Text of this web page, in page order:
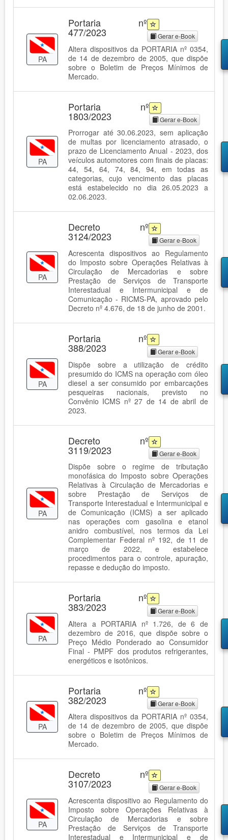
PA
Portaria nº
477/2023 Gerar e-Book
Altera dispositivos da PORTARIA nº 0354,
de 14 de dezembro de 2005, que dispõe
sobre o Boletim de Preços Mínimos de
Mercado.
PA
Portaria nº
1803/2023 Gerar e-Book
Prorrogar até 30.06.2023, sem aplicação
de multas por licenciamento atrasado, o
prazo de Licenciamento Anual - 2023, dos
veículos automotores com finais de placas:
44, 54, 64, 74, 84, 94, em todas as
categorias, cujo vencimento das placas
está estabelecido no dia 26.05.2023 a
02.06.2023.
PA
Decreto nº
3124/2023 Gerar e-Book
Acrescenta dispositivos ao Regulamento
do Imposto sobre Operações Relativas à
Circulação de Mercadorias e sobre
Prestação de Serviços de Transporte
Interestadual e Intermunicipal e de
Comunicação - RICMS-PA, aprovado pelo
Decreto nº 4.676, de 18 de junho de 2001.
PA
Portaria nº
388/2023 Gerar e-Book
Dispõe sobre a utilização de crédito
presumido do ICMS na operação com óleo
diesel a ser consumido por embarcações
pesqueiras nacionais, previsto no
Convênio ICMS nº 27 de 14 de abril de
2023.
PA
Decreto nº
3119/2023 Gerar e-Book
Dispõe sobre o regime de tributação
monofásica do Imposto sobre Operações
Relativas à Circulação de Mercadorias e
sobre Prestação de Serviços de
Transporte Interestadual e Intermunicipal e
de Comunicação (ICMS) a ser aplicado
nas operações com gasolina e etanol
anidro combustível, nos termos da Lei
Complementar Federal nº 192, de 11 de
março de 2022, e estabelece
procedimentos para o controle, apuração,
repasse e dedução do imposto.
PA
Portaria nº
383/2023 Gerar e-Book
Altera a PORTARIA nº 1.726, de 6 de
dezembro de 2016, que dispõe sobre o
Preço Médio Ponderado ao Consumidor
Final - PMPF dos produtos refrigerantes,
energéticos e isotônicos.
PA
Portaria nº
382/2023 Gerar e-Book
Altera dispositivos da PORTARIA nº 0354,
de 14 de dezembro de 2005, que dispõe
sobre o Boletim de Preços Mínimos de
Mercado.
PA
Decreto nº
3107/2023 Gerar e-Book
Acrescenta dispositivo ao Regulamento do
Imposto sobre Operações Relativas à
Circulação de Mercadorias e sobre
Prestação de Serviços de Transporte
Interestadual e Intermunicipal e de